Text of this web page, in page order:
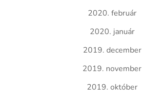
2020. február
2020. január
2019. december
2019. november
2019. október